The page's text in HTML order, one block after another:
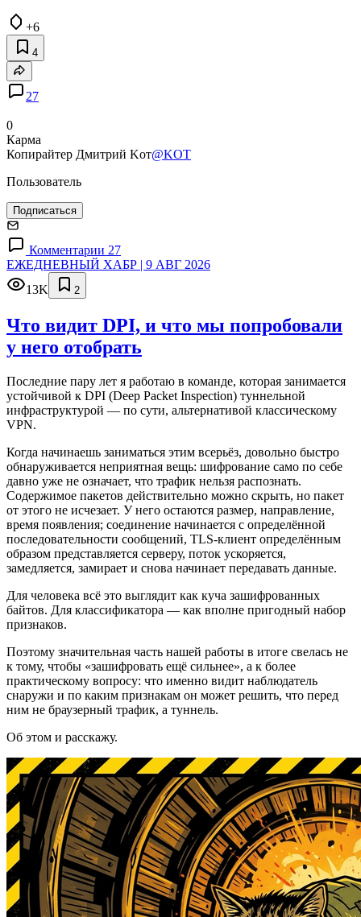
+6
4
27
0
Карма
Копирайтер Дмитрий Kот@KOT
Пользователь
Подписаться
Комментарии 27
ЕЖЕДНЕВНЫЙ ХАБР | 9 АВГ 2026
13K
2
Что видит DPI, и что мы попробовали
у него отобрать
Последние пару лет я работаю в команде, которая занимается
устойчивой к DPI (Deep Packet Inspection) туннельной
инфраструктурой — по сути, альтернативой классическому
VPN.
Когда начинаешь заниматься этим всерьёз, довольно быстро
обнаруживается неприятная вещь: шифрование само по себе
давно уже не означает, что трафик нельзя распознать.
Содержимое пакетов действительно можно скрыть, но пакет
от этого не исчезает. У него остаются размер, направление,
время появления; соединение начинается с определённой
последовательности сообщений, TLS-клиент определённым
образом представляется серверу, поток ускоряется,
замедляется, замирает и снова начинает передавать данные.
Для человека всё это выглядит как куча зашифрованных
байтов. Для классификатора — как вполне пригодный набор
признаков.
Поэтому значительная часть нашей работы в итоге свелась не
к тому, чтобы «зашифровать ещё сильнее», а к более
практическому вопросу: что именно видит наблюдатель
снаружи и по каким признакам он может решить, что перед
ним не браузерный трафик, а туннель.
Об этом и расскажу.